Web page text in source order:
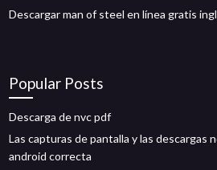
Descargar man of steel en línea gratis
Popular Posts
Descarga de nvc pdf
Las capturas de pantalla y las descargas
android correcta